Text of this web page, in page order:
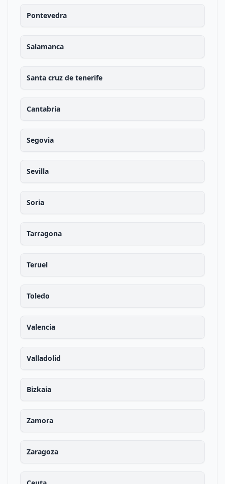
Pontevedra
Salamanca
Santa cruz de tenerife
Cantabria
Segovia
Sevilla
Soria
Tarragona
Teruel
Toledo
Valencia
Valladolid
Bizkaia
Zamora
Zaragoza